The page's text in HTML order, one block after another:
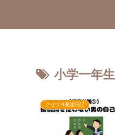
小学一年生
クセツヨ発達日記